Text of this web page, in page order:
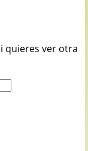
quieres ver otra